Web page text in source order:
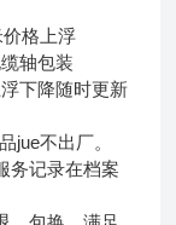
格上浮
轴包装
下降随时更新
jue不出厂。
务记录在档案